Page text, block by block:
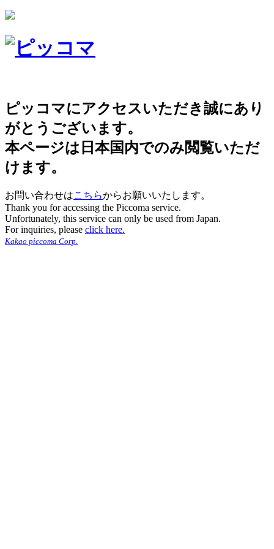
ピッコマにアクセスいただき誠にあり
がとうございます。
本ページは日本国内でのみ閲覧いただ
けます。
お問い合わせはこちらからお願いいたします。
Thank you for accessing the Piccoma service.
Unfortunately, this service can only be used from Japan.
For inquiries, please click here.
Kakao piccoma Corp.